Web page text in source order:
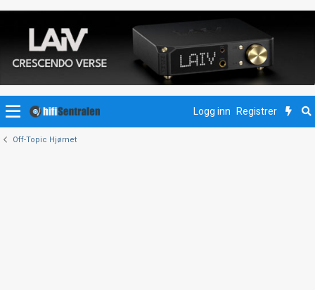
Logg inn Registrer
Off-Topic Hjørnet